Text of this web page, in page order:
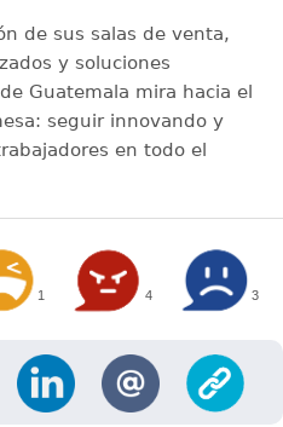
de sus salas de venta,
y soluciones
Guatemala mira hacia el
seguir innovando y
en todo el
1 4 3